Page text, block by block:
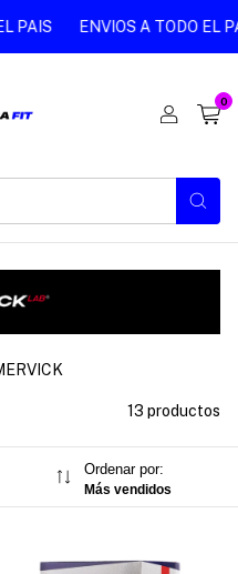
ENVIOS A TODO EL PAIS
0
13 productos
Ordenar por:
Más vendidos